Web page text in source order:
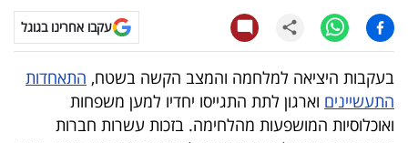
טלוויזיה
עסקי
ספורט
עקבו אחרינו בגוגל
בעקבות היציאה למלחמה והמצב הקשה בשטח, התאחדות
התעשיינים וארגון לתת התגייסו יחדיו למען משפחות
ואוכלוסיות המושפעות מהלחימה. בזכות עשרות חברות